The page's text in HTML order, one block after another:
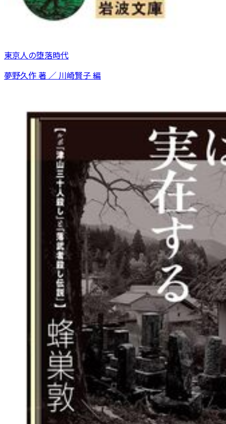
東京人の堕落時代
夢野久作 著 ／ 川崎賢子 編